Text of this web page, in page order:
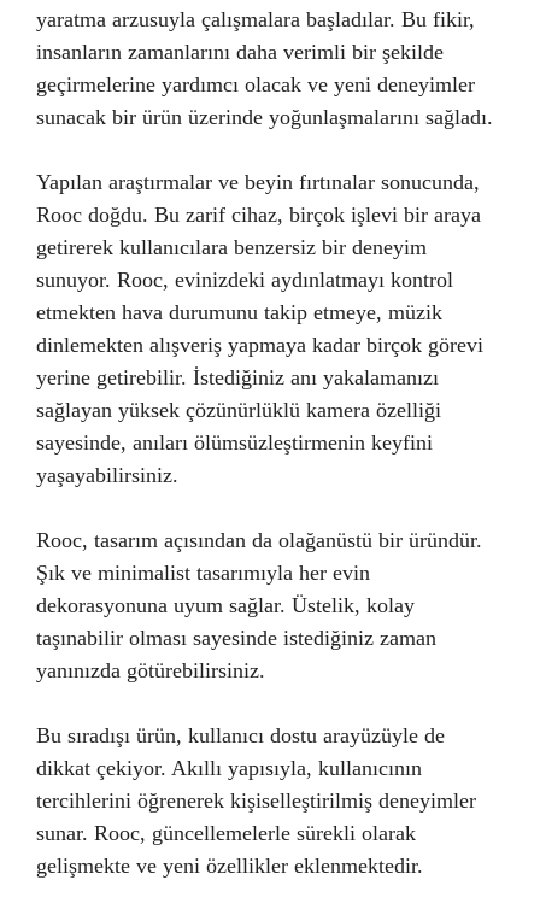
yaratma arzusuyla çalışmalara başladılar. Bu fikir,
insanların zamanlarını daha verimli bir şekilde
geçirmelerine yardımcı olacak ve yeni deneyimler
sunacak bir ürün üzerinde yoğunlaşmalarını sağladı.
Yapılan araştırmalar ve beyin fırtınalar sonucunda,
Rooc doğdu. Bu zarif cihaz, birçok işlevi bir araya
getirerek kullanıcılara benzersiz bir deneyim
sunuyor. Rooc, evinizdeki aydınlatmayı kontrol
etmekten hava durumunu takip etmeye, müzik
dinlemekten alışveriş yapmaya kadar birçok görevi
yerine getirebilir. İstediğiniz anı yakalamanızı
sağlayan yüksek çözünürlüklü kamera özelliği
sayesinde, anıları ölümsüzleştirmenin keyfini
yaşayabilirsiniz.
Rooc, tasarım açısından da olağanüstü bir üründür.
Şık ve minimalist tasarımıyla her evin
dekorasyonuna uyum sağlar. Üstelik, kolay
taşınabilir olması sayesinde istediğiniz zaman
yanınızda götürebilirsiniz.
Bu sıradışı ürün, kullanıcı dostu arayüzüyle de
dikkat çekiyor. Akıllı yapısıyla, kullanıcının
tercihlerini öğrenerek kişiselleştirilmiş deneyimler
sunar. Rooc, güncellemelerle sürekli olarak
gelişmekte ve yeni özellikler eklenmektedir.